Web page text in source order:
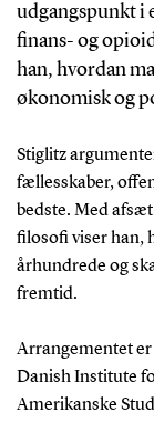
udgangspunkt i
finans- og
han, hvordan
økonomisk og
Stiglitz
fællesskaber,
bedste. Med
filosofi viser han,
århundrede og
fremtid.
Arrangementet er
Danish Institute
Amerikanske